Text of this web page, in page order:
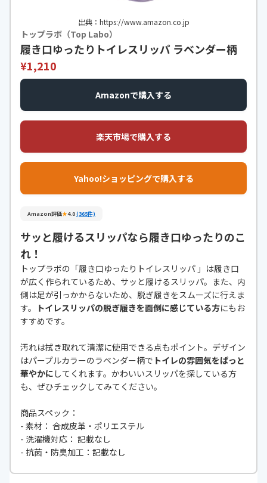
出典：https://www.amazon.co.jp
トップラボ（Top Labo）
履き口ゆったりトイレスリッパ ラベンダー柄
¥1,210
Amazonで購入する
楽天市場で購入する
Yahoo!ショッピングで購入する
Amazon評価★4.0(365件)
サッと履けるスリッパなら履き口ゆったりのこ
れ！
トップラボの「履き口ゆったりトイレスリッパ 」は履き口
が広く作られているため、サッと履けるスリッパ。また、内
側は足が引っかからないため、脱ぎ履きをスムーズに行えま
す。
トイレスリッパの脱ぎ履きを面倒に感じている方にもお
すすめです。
汚れは拭き取れて清潔に使用できる点もポイント。デザイン
はパープルカラーのラベンダー柄で トイレの雰囲気をぱっと
華やかに してくれます。かわいいスリッパを探している方
も、ぜひチェックしてみてください。
商品スペック：
- 素材： 合成皮革・ポリエステル
- 洗濯機対応： 記載なし
- 抗菌・防臭加工：記載なし